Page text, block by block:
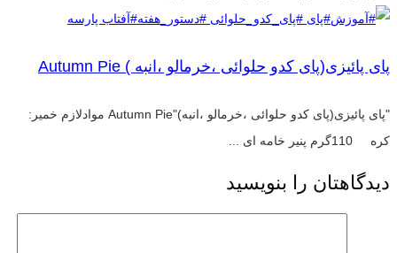
پای پائیزی(پای کدو حلوائی ،خرمالو ،انبه ) Autumn Pie
"پای پائیزی(پای کدو حلوائی ،خرمالو ،انبه)"Autumn Pie موادلازم خمیر:
کره 110گرم پنیر خامه ای ...
دیدگاهتان را بنویسید